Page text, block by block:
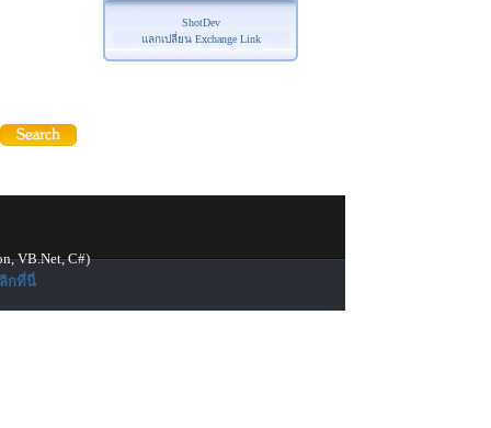
ShotDev
แลกเปลี่ยน Exchange Link
VB.Net, C#)
กที่นี่